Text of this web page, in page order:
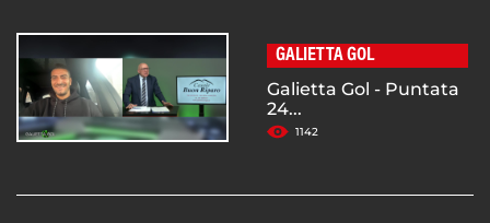
GALIETTA GOL
Galietta Gol - Puntata
24...
1142